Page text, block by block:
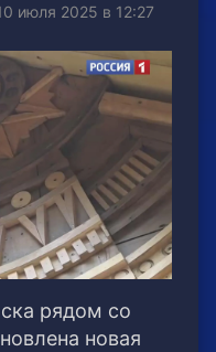
июля 2025 в 12:27
рядом со
новая